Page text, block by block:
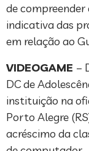
de compreender
indicativa das
em relação ao
VIDEOGAME –
DC de
instituição na
Porto Alegre
acréscimo da